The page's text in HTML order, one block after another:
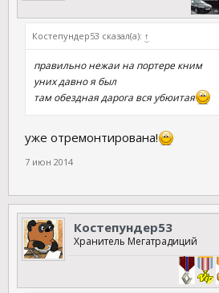
Костепундер53 сказал(а): ↑
правильно нежаи на портере кним
уних давно я был
там обездная дарога вся убюитая
уже отремонтирована!
7 июн 2014
Костепундер53
Хранитель Мегатрадиций